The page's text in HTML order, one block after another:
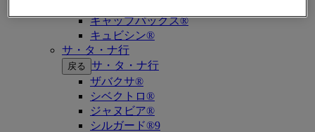
キャップバックス®
キュビシン®
サ・タ・ナ行
戻る サ・タ・ナ行
ザバクサ®
シベクトロ®
ジャヌビア®
シルガード®9